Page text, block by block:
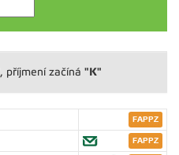
, příjmení začíná "K"